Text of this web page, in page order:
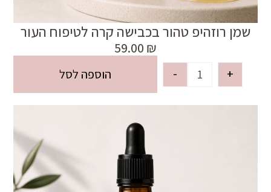
שמן רוזהיפ טהור בכבישה קרה לטיפוח העור
59.00 ₪
- + הוספה לסל